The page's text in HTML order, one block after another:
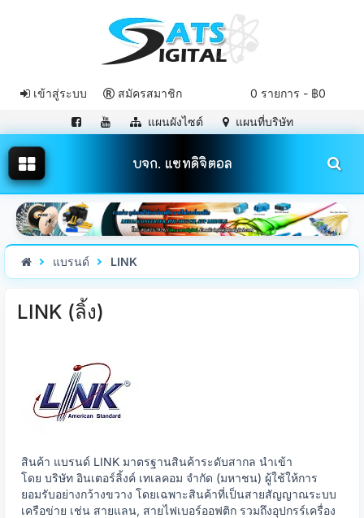
0 รายการ - ฿0
เข้าสู่ระบบ สมัครสมาชิก
แผนผังไซต์ แผนที่บริษัท
บจก. แซทดิจิตอล
แบรนด์ LINK
LINK (ลิ้ง)
สินค้า แบรนด์ LINK มาตรฐานสินค้าระดับสากล นำเข้า
โดย บริษัท อินเตอร์ลิ้งค์ เทเลคอม จำกัด (มหาชน) ผู้ใช้ให้การ
ยอมรับอย่างกว้างขวาง โดยเฉพาะสินค้าที่เป็นสายสัญญาณระบบ
เครือข่าย เช่น สายแลน, สายไฟเบอร์ออฟติก รวมถึงอุปกรร์เครื่อง